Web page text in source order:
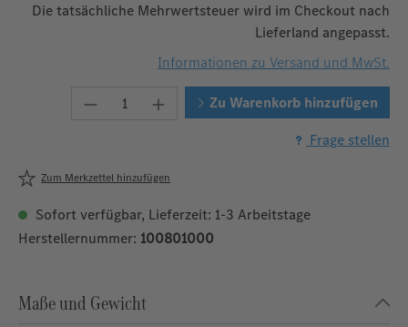
Die tatsächliche Mehrwertsteuer wird im Checkout nach
Lieferland angepasst.
Informationen zu Versand und MwSt.
Produkt Anzahl: Gib denZu Warenkorb hinzufügen
Frage stellen
Zum Merkzettel hinzufügen
Sofort verfügbar, Lieferzeit: 1-3 Arbeitstage
Herstellernummer: 100801000
Maße und Gewicht